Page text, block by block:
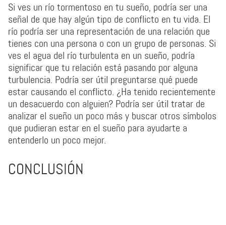
Si ves un río tormentoso en tu sueño, podría ser una
señal de que hay algún tipo de conflicto en tu vida. El
río podría ser una representación de una relación que
tienes con una persona o con un grupo de personas. Si
ves el agua del río turbulenta en un sueño, podría
significar que tu relación está pasando por alguna
turbulencia. Podría ser útil preguntarse qué puede
estar causando el conflicto. ¿Ha tenido recientemente
un desacuerdo con alguien? Podría ser útil tratar de
analizar el sueño un poco más y buscar otros símbolos
que pudieran estar en el sueño para ayudarte a
entenderlo un poco mejor.
CONCLUSIÓN